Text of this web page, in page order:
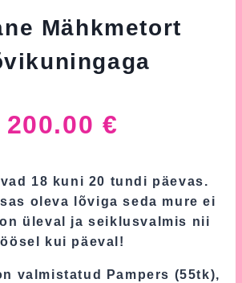
Mähkmetort
200.00 €
18 kuni 20 tundi päevas.
oleva lõviga seda mure ei
üleval ja seiklusvalmis nii
öösel kui päeval!
valmistatud Pampers (55tk),